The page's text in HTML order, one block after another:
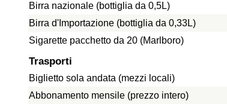
Birra nazionale (bottiglia da 0,5L)
Birra d'Importazione (bottiglia da 0,33L)
Sigarette pacchetto da 20 (Marlboro)
Trasporti
Biglietto sola andata (mezzi locali)
Abbonamento mensile (prezzo intero)